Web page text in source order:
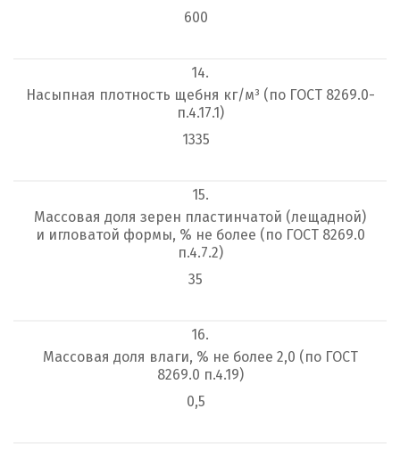
600
14.
Насыпная плотность щебня кг/м³ (по ГОСТ 8269.0-
п.4.17.1)
1335
15.
Массовая доля зерен пластинчатой (лещадной)
и игловатой формы, % не более (по ГОСТ 8269.0
п.4.7.2)
35
16.
Массовая доля влаги, % не более 2,0 (по ГОСТ
8269.0 п.4.19)
0,5